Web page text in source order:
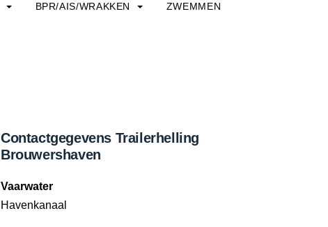
BPR/AIS/WRAKKEN ZWEMMEN
Contactgegevens Trailerhelling
Brouwershaven
Vaarwater
Havenkanaal